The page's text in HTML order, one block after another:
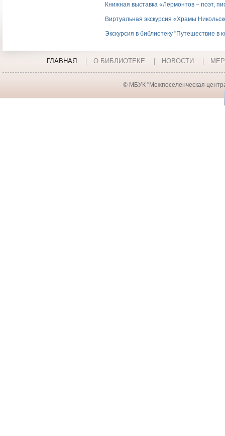
Книжная выставка «Лермонтов – поэт,
Виртуальная экскурсия «Храмы
Экскурсия в библиотеку "Путешествие в
ГЛАВНАЯ О БИБЛИОТЕКЕ НОВОСТИ
© МБУК "Межпоселенческая